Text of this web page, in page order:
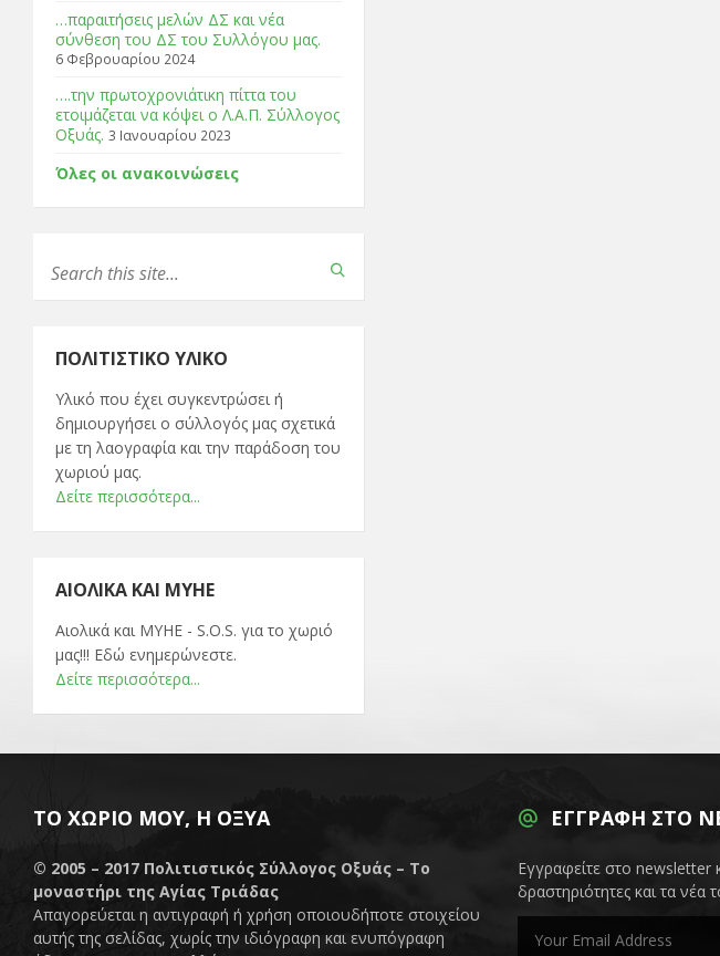
…παραιτήσεις μελών ΔΣ και νέα
σύνθεση του ΔΣ του Συλλόγου μας.
6 Φεβρουαρίου 2024
….την πρωτοχρονιάτικη πίττα του
ετοιμάζεται να κόψει ο Λ.Α.Π. Σύλλογος
Οξυάς. 3 Ιανουαρίου 2023
Όλες οι ανακοινώσεις
ΠΟΛΙΤΙΣΤΙΚΌ ΥΛΙΚΌ
Υλικό που έχει συγκεντρώσει ή
δημιουργήσει ο σύλλογός μας σχετικά
με τη λαογραφία και την παράδοση του
χωριού μας.
Δείτε περισσότερα...
ΑΙΟΛΙΚΆ ΚΑΙ ΜΥΗΕ
Αιολικά και ΜΥΗΕ - S.O.S. για το χωριό
μας!!! Εδώ ενημερώνεστε.
Δείτε περισσότερα...
ΤΟ ΧΩΡΙΌ ΜΟΥ, Η ΟΞΥΆ
© 2005 – 2017 Πολιτιστικός Σύλλογος Οξυάς – Το
μοναστήρι της Αγίας Τριάδας
Απαγορεύεται η αντιγραφή ή χρήση οποιουδήποτε στοιχείου
αυτής της σελίδας, χωρίς την ιδιόγραφη και ενυπόγραφη
ΕΓΓΡΑΦΉ ΣΤΟ
Εγγραφείτε στο newsletter
δραστηριότητες και τα